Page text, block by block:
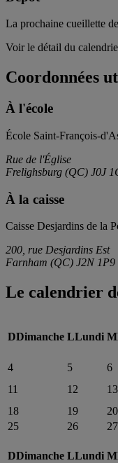
La prochaine cueillette
Voir le détail du
Coordonnées
À l'école
École Saint-François-
Rue de l'Église
Frelighsburg (QC) J0J
À la caisse
Caisse Desjardins de la
200, rue Desjardins Est
Farnham (QC) J2N 1P9
Le calendrier
DDimanche LLundi M
4
5 6
11
12 13
18
19 20
25
26 27
DDimanche LLundi M